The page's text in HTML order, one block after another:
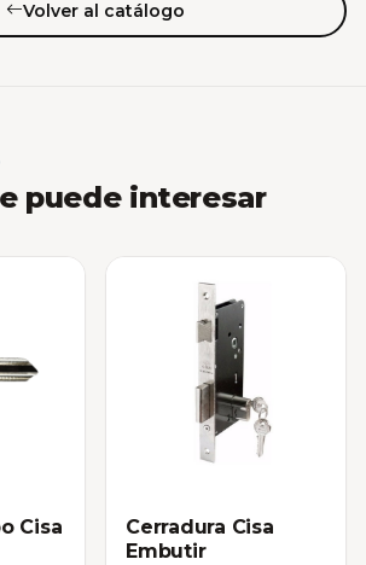
Volver al catálogo
puede interesar
Cisa
Cerradura Cisa
Embutir